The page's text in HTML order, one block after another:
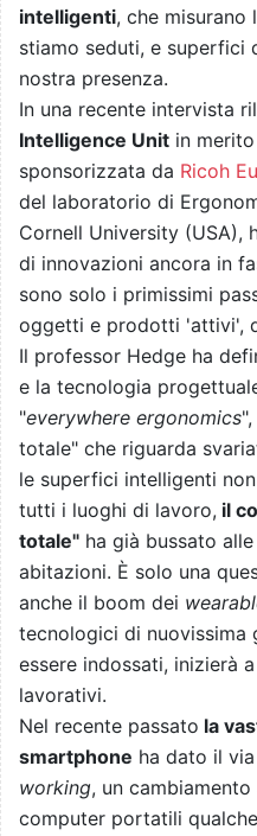
intelligenti, che misurano
stiamo seduti, e superfici
nostra presenza.
In una recente intervista
Intelligence Unit in
sponsorizzata da Ricoh
del laboratorio di
Cornell University (USA),
di innovazioni ancora in
sono solo i primissimi
oggetti e prodotti 'attivi',
Il professor Hedge ha
e la tecnologia
"everywhere ergonomics
totale" che riguarda
le superfici intelligenti
tutti i luoghi di lavoro, il
totale" ha già bussato
abitazioni. È solo una
anche il boom dei
tecnologici di nuovissima
essere indossati, inizierà
lavorativi.
Nel recente passato la
smartphone ha dato il
working, un
computer portatili